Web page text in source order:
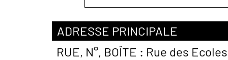
ADRESSE PRINCIPALE
RUE, N°, BOÎTE : Rue des Ecoles